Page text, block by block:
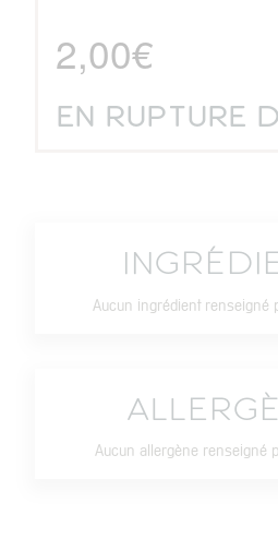
2,00€
EN RUPTURE
Aucun ingrédient renseigné
Aucun allergène renseigné
supplémentaire en
France par notre